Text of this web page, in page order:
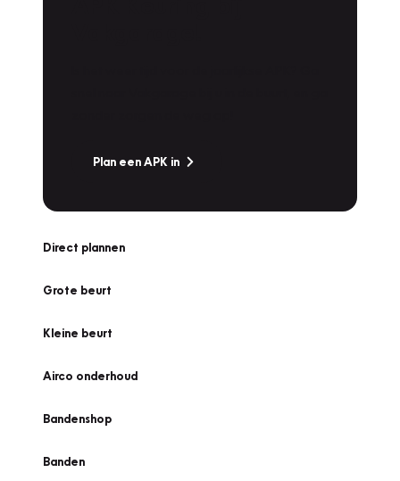
Plan een APK in
Direct plannen
Grote beurt
Kleine beurt
Airco onderhoud
Bandenshop
Banden